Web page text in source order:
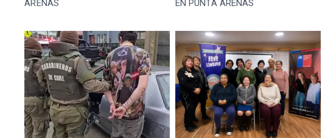
ARENAS
EN PUNTA ARENAS